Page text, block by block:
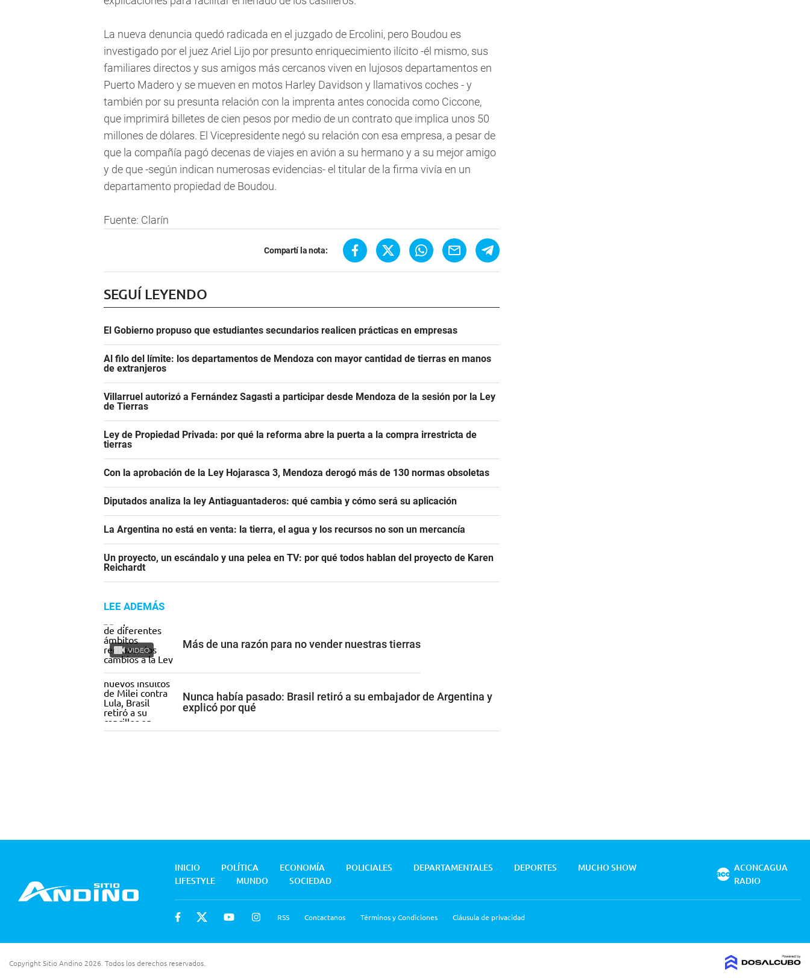
La nueva denuncia quedó radicada en el juzgado de Ercolini, pero Boudou es
investigado por el juez Ariel Lijo por presunto enriquecimiento ilícito -él mismo, sus
familiares directos y sus amigos más cercanos viven en lujosos departamentos en
Puerto Madero y se mueven en motos Harley Davidson y llamativos coches - y
también por su presunta relación con la imprenta antes conocida como Ciccone,
que imprimirá billetes de cien pesos por medio de un contrato que implica unos 50
millones de dólares. El Vicepresidente negó su relación con esa empresa, a pesar de
que la compañía pagó decenas de viajes en avión a su hermano y a su mejor amigo
y de que -según indican numerosas evidencias- el titular de la firma vivía en un
departamento propiedad de Boudou.
Fuente: Clarín
Compartí la nota:
SEGUÍ LEYENDO
El Gobierno propuso que estudiantes secundarios realicen prácticas en empresas
Al filo del límite: los departamentos de Mendoza con mayor cantidad de tierras en manos
de extranjeros
Villarruel autorizó a Fernández Sagasti a participar desde Mendoza de la sesión por la Ley
de Tierras
Ley de Propiedad Privada: por qué la reforma abre la puerta a la compra irrestricta de
tierras
Con la aprobación de la Ley Hojarasca 3, Mendoza derogó más de 130 normas obsoletas
Diputados analiza la ley Antiaguantaderos: qué cambia y cómo será su aplicación
La Argentina no está en venta: la tierra, el agua y los recursos no son un mercancía
Un proyecto, un escándalo y una pelea en TV: por qué todos hablan del proyecto de Karen
Reichardt
LEE ADEMÁS
VIDEO Más de una razón para no vender nuestras tierras
Nunca había pasado: Brasil retiró a su embajador de Argentina y
explicó por qué
INICIO POLÍTICA ECONOMÍA POLICIALES DEPARTAMENTALES DEPORTES
MUCHO SHOW
LIFESTYLE
MUNDO SOCIEDAD
RSS Contactanos Términos y Condiciones Cláusula de privacidad
ACONCAGUA
RADIO
Copyright Sitio Andino 2026. Todos los derechos reservados.